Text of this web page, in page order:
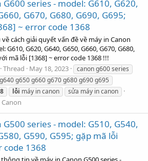
series - model: G610, G620,
G670, G680, G690, G695;
~ error code 1368
cách giải quyết vấn đề về máy in Canon
G610, G620, G640, G650, G660, G670, G680,
mã lỗi [1368] ~ error code 1368 !!!
Thread May 18, 2023
canon g600 series
g650 g660 g670 g680 g690 g695
lỗi máy in canon sửa máy in canon
Canon
series - model: G510, G540,
G590, G595; gặp mã lỗi
code 1368